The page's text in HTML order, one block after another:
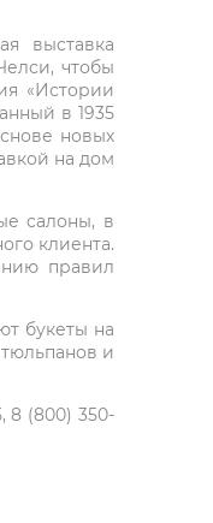
выставка
чтобы
«Истории
в 1935
новых
на дом
салоны, в
клиента.
правил
букеты на
и
8 (800) 350-